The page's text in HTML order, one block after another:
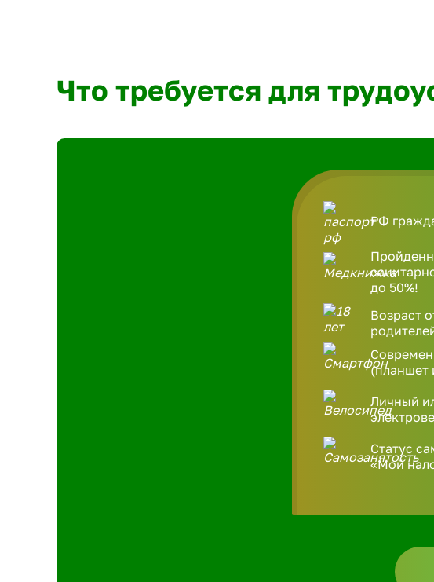
Что требуется для
РФ
до 50%!
Возраст
(планшет
Личный
Статус
«Мой